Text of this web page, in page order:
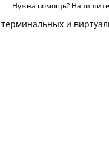
Нужна помощь?
и